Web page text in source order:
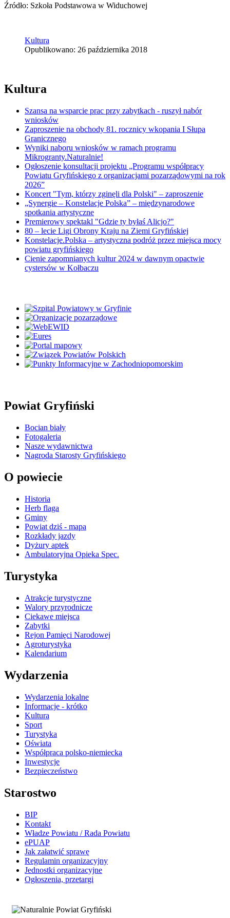
Źródło: Szkoła Podstawowa w Widuchowej
Kultura
Opublikowano: 26 października 2018
Kultura
Szansa na wsparcie prac przy zabytkach - ruszył nabór
wniosków
Zaproszenie na obchody 81. rocznicy wkopania I Słupa
Granicznego
Wyniki naboru wniosków w ramach programu
Mikrogranty.Naturalnie!
Ogłoszenie konsultacji projektu „Programu współpracy
Powiatu Gryfińskiego z organizacjami pozarządowymi na rok
2026”
Koncert "Tym, którzy zginęli dla Polski" – zaproszenie
„Synergie – Konstelacje Polska” – międzynarodowe
spotkania artystyczne
Premierowy spektakl "Gdzie ty byłaś Alicjo?"
80 – lecie Ligi Obrony Kraju na Ziemi Gryfińskiej
Konstelacje.Polska – artystyczna podróż przez miejsca mocy
powiatu gryfińskiego
Cienie zapomnianych kultur 2024 w dawnym opactwie
cystersów w Kołbaczu
Powiat Gryfiński
Bocian biały
Fotogaleria
Nasze wydawnictwa
Nagroda Starosty Gryfińskiego
O powiecie
Historia
Herb flaga
Gminy
Powiat dziś - mapa
Rozkłady jazdy
Dyżury aptek
Ambulatoryjna Opieka Spec.
Turystyka
Atrakcje turystyczne
Walory przyrodnicze
Ciekawe miejsca
Zabytki
Rejon Pamięci Narodowej
Agroturystyka
Kalendarium
Wydarzenia
Wydarzenia lokalne
Informacje - krótko
Kultura
Sport
Turystyka
Oświata
Współpraca polsko-niemiecka
Inwestycje
Bezpieczeństwo
Starostwo
BIP
Kontakt
Władze Powiatu / Rada Powiatu
ePUAP
Jak załatwić sprawę
Regulamin organizacyjny
Jednostki organizacyjne
Ogłoszenia, przetargi